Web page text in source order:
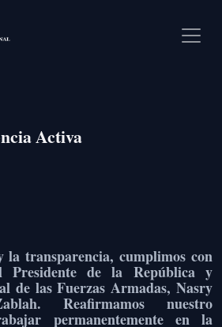
Activa
la transparencia, cumplimos con
Presidente de la República y
de las Fuerzas Armadas, Nasry
Reafirmamos nuestro
permanentemente en la